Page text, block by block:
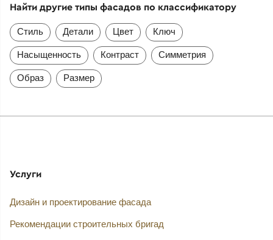
Найти другие типы фасадов по классификатору
Стиль Детали Цвет Ключ
Насыщенность Контраст Симметрия
Образ Размер
Услуги
Дизайн и проектирование фасада
Рекомендации строительных бригад